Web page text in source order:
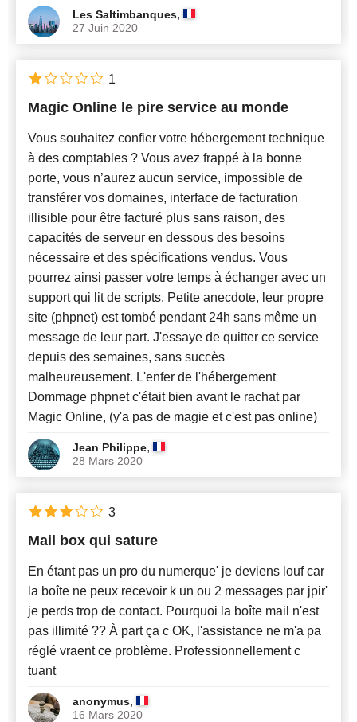
Les Saltimbanques,
27 Juin 2020
Magic Online le pire service au monde
Vous souhaitez confier votre hébergement technique
à des comptables ? Vous avez frappé à la bonne
porte, vous n’aurez aucun service, impossible de
transférer vos domaines, interface de facturation
illisible pour être facturé plus sans raison, des
capacités de serveur en dessous des besoins
nécessaire et des spécifications vendus. Vous
pourrez ainsi passer votre temps à échanger avec un
support qui lit de scripts. Petite anecdote, leur propre
site (phpnet) est tombé pendant 24h sans même un
message de leur part. J'essaye de quitter ce service
depuis des semaines, sans succès
malheureusement. L'enfer de l'hébergement
Dommage phpnet c'était bien avant le rachat par
Magic Online, (y'a pas de magie et c'est pas online)
Jean Philippe,
28 Mars 2020
1
Mail box qui sature
En étant pas un pro du numerque' je deviens louf car
la boîte ne peux recevoir k un ou 2 messages par jpir'
je perds trop de contact. Pourquoi la boîte mail n'est
pas illimité ?? À part ça c OK, l'assistance ne m'a pa
réglé vraent ce problème. Professionnellement c
tuant
anonymus,
16 Mars 2020
3